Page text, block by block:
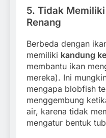
5. Tidak
Renang
Berbeda dengan
memiliki kandung
membantu ikan
mereka). Ini
mengapa blobfish
menggembung
air, karena tidak
mengatur bentuk